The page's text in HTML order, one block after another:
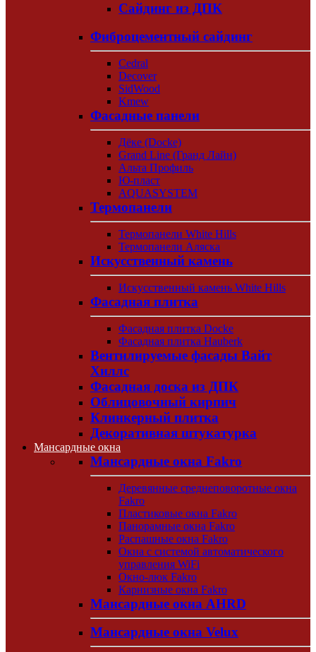
Сайдинг из ДПК
Фиброцементный сайдинг
Cedral
Decover
SidWood
Kmew
Фасадные панели
Дёке (Docke)
Grand Line (Гранд Лайн)
Альта Профиль
Ю-пласт
AQUASYSTEM
Термопанели
Термопанели White Hills
Термопанели Аляска
Искусственный камень
Искусственный камень White Hills
Фасадная плитка
Фасадная плитка Docke
Фасадная плитка Hauberk
Вентилируемые фасады Вайт
Хиллс
Фасадная доска из ДПК
Облицовочный кирпич
Клинкерный плитка
Декоративная штукатурка
Мансардные окна
Мансардные окна Fakro
Деревянные среднеповоротные окна
Fakro
Пластиковые окна Fakro
Панорамные окна Fakro
Распашные окна Fakro
Окна с системой автоматического
управления WiFi
Окно-люк Fakro
Карнизные окна Fakro
Мансардные окна AHRD
Мансардные окна Velux